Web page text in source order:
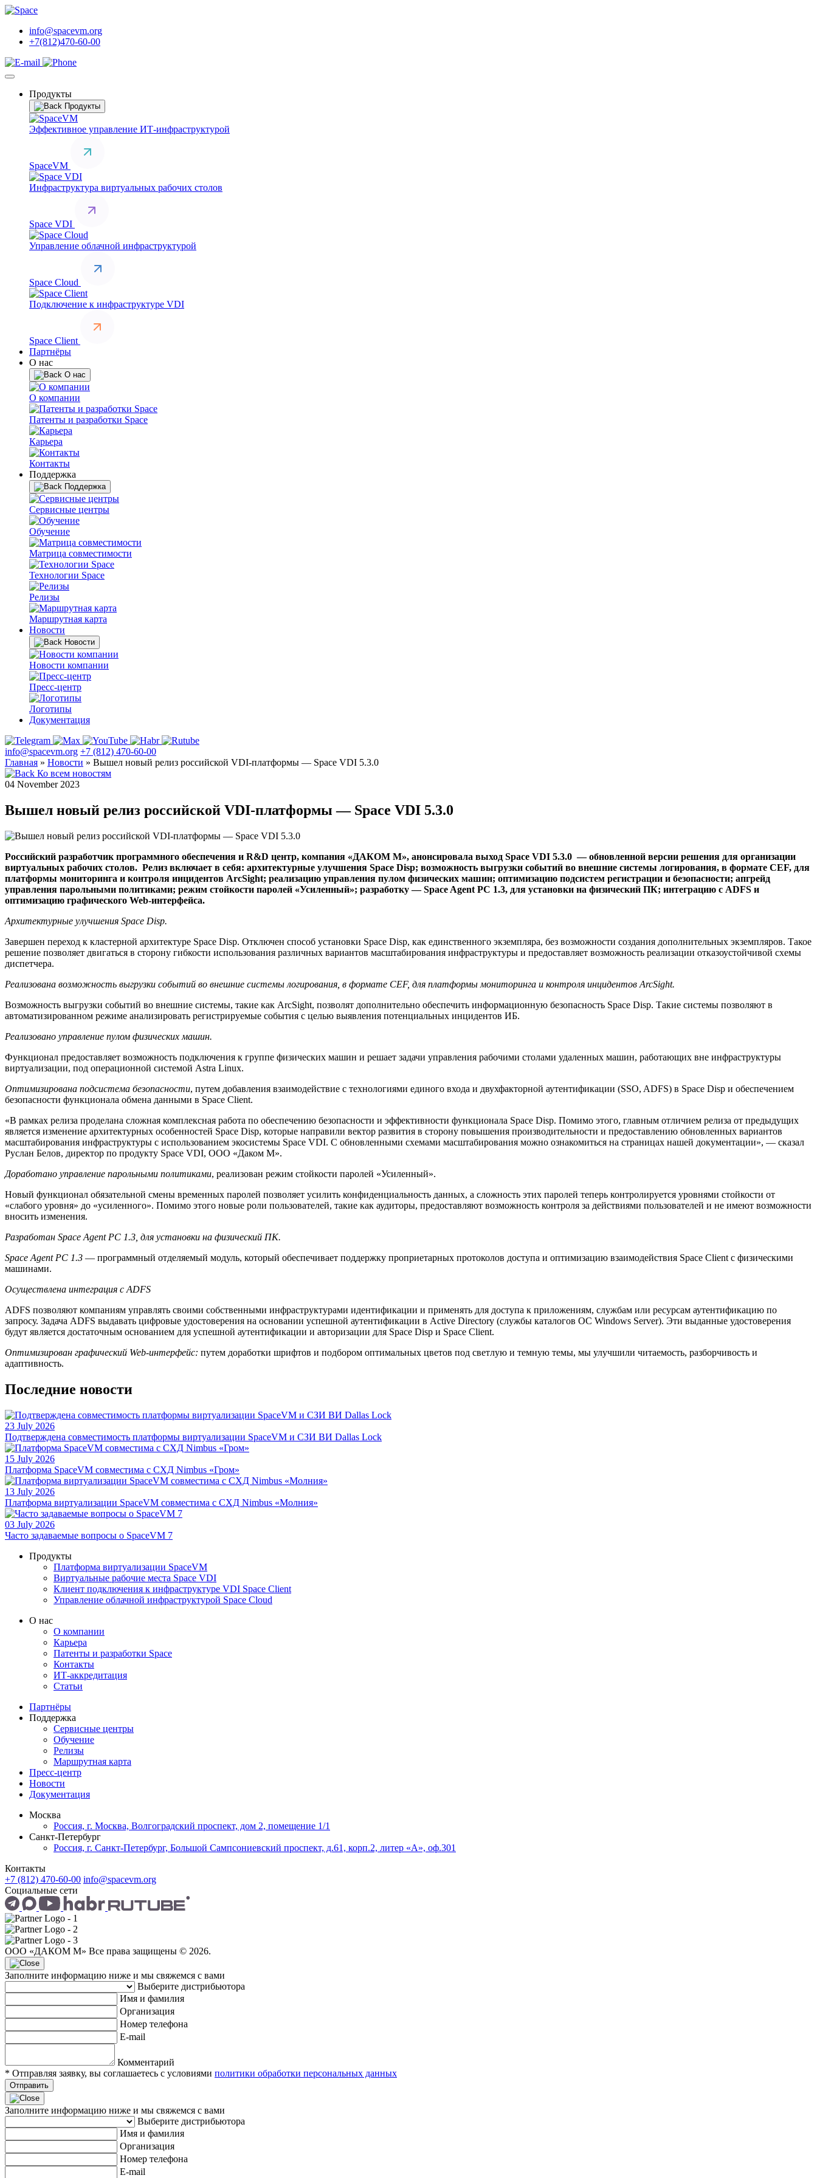
info@spacevm.org
+7(812)470-60-00
Продукты
Продукты
Эффективное управление ИТ-инфраструктурой
SpaceVM
Инфраструктура виртуальных рабочих столов
Space VDI
Управление облачной инфраструктурой
Space Cloud
Подключение к инфраструктуре VDI
Space Client
Партнёры
О нас
О нас
О компании
Патенты и разработки Space
Карьера
Контакты
Поддержка
Поддержка
Сервисные центры
Обучение
Матрица совместимости
Технологии Space
Релизы
Маршрутная карта
Новости
Новости
Новости компании
Пресс-центр
Логотипы
Документация
info@spacevm.org +7 (812) 470-60-00
Главная » Новости » Вышел новый релиз российской VDI-платформы — Space VDI 5.3.0
Ко всем новостям
04 November 2023
Вышел новый релиз российской VDI-платформы — Space VDI 5.3.0
Российский разработчик программного обеспечения и R&D центр, компания «ДАКОМ М», анонсировала выход Space VDI 5.3.0 — обновленной версии решения для организации
виртуальных рабочих столов. Релиз включает в себя: архитектурные улучшения Space Disp; возможность выгрузки событий во внешние системы логирования, в формате CEF, для
платформы мониторинга и контроля инцидентов ArcSight; реализацию управления пулом физических машин; оптимизацию подсистем регистрации и безопасности; апгрейд
управления парольными политиками; режим стойкости паролей «Усиленный»; разработку — Space Agent PC 1.3, для установки на физический ПК; интеграцию с ADFS и
оптимизацию графического Web-интерфейса.
Архитектурные улучшения Space Disp.
Завершен переход к кластерной архитектуре Space Disp. Отключен способ установки Space Disp, как единственного экземпляра, без возможности создания дополнительных экземпляров. Такое
решение позволяет двигаться в сторону гибкости использования различных вариантов масштабирования инфраструктуры и предоставляет возможность реализации отказоустойчивой схемы
диспетчера.
Реализована возможность выгрузки событий во внешние системы логирования, в формате CEF, для платформы мониторинга и контроля инцидентов ArcSight.
Возможность выгрузки событий во внешние системы, такие как ArcSight, позволят дополнительно обеспечить информационную безопасность Space Disp. Такие системы позволяют в
автоматизированном режиме анализировать регистрируемые события с целью выявления потенциальных инцидентов ИБ.
Реализовано управление пулом физических машин.
Функционал предоставляет возможность подключения к группе физических машин и решает задачи управления рабочими столами удаленных машин, работающих вне инфраструктуры
виртуализации, под операционной системой Astra Linux.
Оптимизирована подсистема безопасности, путем добавления взаимодействие с технологиями единого входа и двухфакторной аутентификации (SSO, ADFS) в Space Disp и обеспечением
безопасности функционала обмена данными в Space Client.
«В рамках релиза проделана сложная комплексная работа по обеспечению безопасности и эффективности функционала Space Disp. Помимо этого, главным отличием релиза от предыдущих
является изменение архитектурных особенностей Space Disp, которые направили вектор развития в сторону повышения производительности и предоставлению обновленных вариантов
масштабирования инфраструктуры с использованием экосистемы Space VDI. С обновленными схемами масштабирования можно ознакомиться на страницах нашей документации», — сказал
Руслан Белов, директор по продукту Space VDI, ООО «Даком М».
Доработано управление парольными политиками, реализован режим стойкости паролей «Усиленный».
Новый функционал обязательной смены временных паролей позволяет усилить конфиденциальность данных, а сложность этих паролей теперь контролируется уровнями стойкости от
«слабого уровня» до «усиленного». Помимо этого новые роли пользователей, такие как аудиторы, предоставляют возможность контроля за действиями пользователей и не имеют возможности
вносить изменения.
Разработан Space Agent PC 1.3, для установки на физический ПК.
Space Agent PC 1.3 — программный отделяемый модуль, который обеспечивает поддержку проприетарных протоколов доступа и оптимизацию взаимодействия Space Client с физическими
машинами.
Осуществлена интеграция с ADFS
ADFS позволяют компаниям управлять своими собственными инфраструктурами идентификации и применять для доступа к приложениям, службам или ресурсам аутентификацию по
запросу. Задача ADFS выдавать цифровые удостоверения на основании успешной аутентификации в Active Directory (службы каталогов ОС Windows Server). Эти выданные удостоверения
будут является достаточным основанием для успешной аутентификации и авторизации для Space Disp и Space Client.
Оптимизирован графический Web-интерфейс: путем доработки шрифтов и подбором оптимальных цветов под светлую и темную темы, мы улучшили читаемость, разборчивость и
адаптивность.
Последние новости
23 July 2026
Подтверждена совместимость платформы виртуализации SpaceVM и СЗИ ВИ Dallas Lock
15 July 2026
Платформа SpaceVM совместима с СХД Nimbus «Гром»
13 July 2026
Платформа виртуализации SpaceVM совместима с СХД Nimbus «Молния»
03 July 2026
Часто задаваемые вопросы о SpaceVM 7
Продукты
Платформа виртуализации SpaceVM
Виртуальные рабочие места Space VDI
Клиент подключения к инфраструктуре VDI Space Client
Управление облачной инфраструктурой Space Cloud
О нас
О компании
Карьера
Патенты и разработки Space
Контакты
ИТ-аккредитация
Статьи
Партнёры
Поддержка
Сервисные центры
Обучение
Релизы
Маршрутная карта
Пресс-центр
Новости
Документация
Москва
Россия, г. Москва, Волгоградский проспект, дом 2, помещение 1/1
Санкт-Петербург
Россия, г. Санкт-Петербург, Большой Сампсониевский проспект, д.61, корп.2, литер «А», оф.301
Контакты
+7 (812) 470-60-00 info@spacevm.org
Социальные сети
ООО «ДАКОМ М» Все права защищены © 2026.
Заполните информацию ниже и мы свяжемся с вами
Выберите дистрибьютора
Имя и фамилия
Организация
Номер телефона
E-mail
Комментарий
* Отправляя заявку, вы соглашаетесь с условиями политики обработки персональных данных
Отправить
Заполните информацию ниже и мы свяжемся с вами
Выберите дистрибьютора
Имя и фамилия
Организация
Номер телефона
E-mail